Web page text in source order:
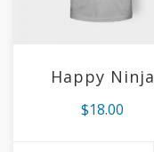
Happy Ninja
$18.00